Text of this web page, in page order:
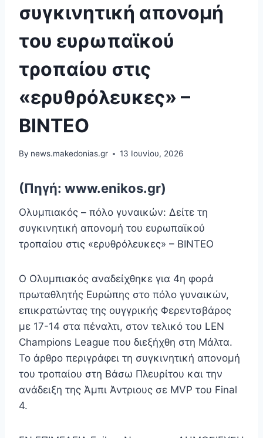
συγκινητική απονομή
του ευρωπαϊκού
τροπαίου στις
«ερυθρόλευκες» –
ΒΙΝΤΕΟ
By news.makedonias.gr 13 Ιουνίου, 2026
(Πηγή: www.enikos.gr)
Ολυμπιακός – πόλο γυναικών: Δείτε τη
συγκινητική απονομή του ευρωπαϊκού
τροπαίου στις «ερυθρόλευκες» – ΒΙΝΤΕΟ
Ο Ολυμπιακός αναδείχθηκε για 4η φορά
πρωταθλητής Ευρώπης στο πόλο γυναικών,
επικρατώντας της ουγγρικής Φερεντσβάρος
με 17-14 στα πέναλτι, στον τελικό του LEN
Champions League που διεξήχθη στη Μάλτα.
Το άρθρο περιγράφει τη συγκινητική απονομή
του τροπαίου στη Βάσω Πλευρίτου και την
ανάδειξη της Άμπι Άντριους σε MVP του Final
4.